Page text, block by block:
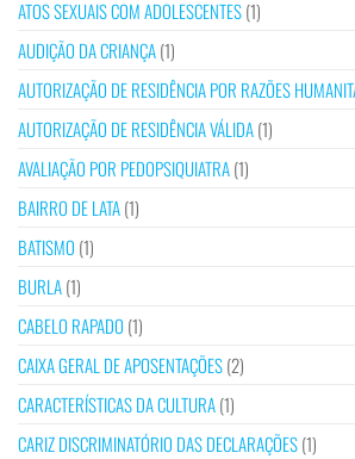
ATOS SEXUAIS COM ADOLESCENTES(1)
AUDIÇÃO DA CRIANÇA(1)
AUTORIZAÇÃO DE RESIDÊNCIA POR RAZÕES
AUTORIZAÇÃO DE RESIDÊNCIA VÁLIDA(1)
AVALIAÇÃO POR PEDOPSIQUIATRA(1)
BAIRRO DE LATA(1)
BATISMO (1)
BURLA(1)
CABELO RAPADO (1)
CAIXA GERAL DE APOSENTAÇÕES(2)
CARACTERÍSTICAS DA CULTURA(1)
CARIZ DISCRIMINATÓRIO DAS DECLARAÇÕES(1)